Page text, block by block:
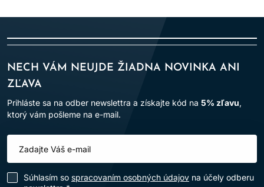
NECH VÁM NEUJDE ŽIADNA NOVINKA ANI
ZĽAVA
Prihláste sa na odber newslettra a získajte kód na 5% zľavu,
ktorý vám pošleme na e-mail.
Súhlasím so spracovaním osobných údajov na účely odberu